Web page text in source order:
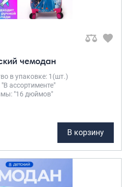
чемодан
в упаковке: 1(шт.)
"В ассортименте"
"16 дюймов"
В корзину